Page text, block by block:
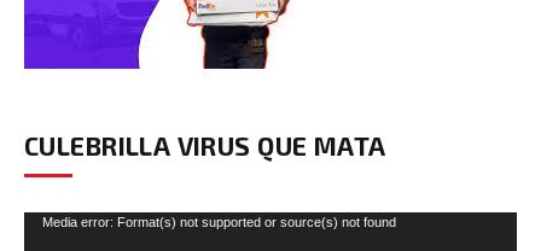
CULEBRILLA VIRUS QUE MATA
Reproductor
Media error: Format(s) not supported or source(s) not found